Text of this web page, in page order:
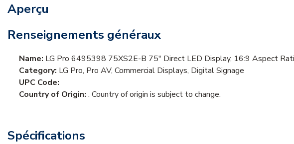
Aperçu
Renseignements généraux
Name: LG Pro 6495398 75XS2E-B 75" Direct LED Display, 16:9 Aspect
Category: LG Pro, Pro AV, Commercial Displays, Digital Signage
UPC Code:
Country of Origin: . Country of origin is subject to change.
Spécifications